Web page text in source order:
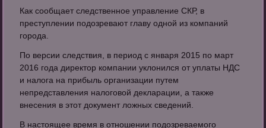
Как сообщает следственное управление СКР, в
преступлении подозревают главу одной из компаний
города.
По версии следствия, в период с января 2015 по март
2016 года директор компании уклонился от уплаты НДС
и налога на прибыль организации путем
непредставления налоговой декларации, а также
внесения в этот документ ложных сведений.
В настоящее время в отношении подозреваемого